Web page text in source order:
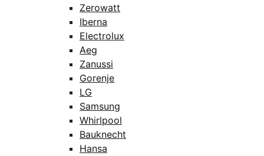
Zerowatt
Iberna
Electrolux
Aeg
Zanussi
Gorenje
LG
Samsung
Whirlpool
Bauknecht
Hansa